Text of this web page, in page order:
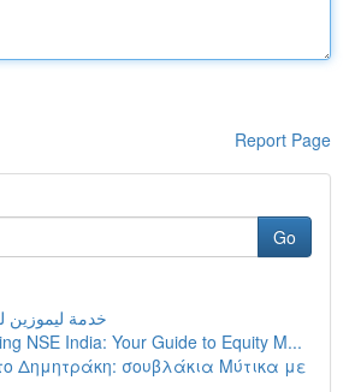
Report Page
Go
خدمة ليموزين
NSE India: Your Guide to Equity M...
Δημητράκη: σουβλάκια Μύτικα με